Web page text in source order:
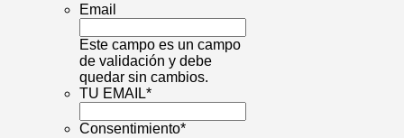
Email
Este campo es un campo
de validación y debe
quedar sin cambios.
TU EMAIL*
Consentimiento*